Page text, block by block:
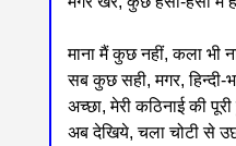
माना मैं कुछ नहीं, कला भी
सब कुछ सही, मगर, हिन्दी-
अच्छा, मेरी कठिनाई की
अब देखिये, चला चोटी से